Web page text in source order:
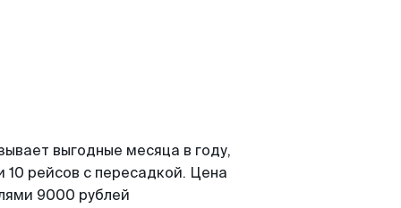
выгодные месяца в году,
рейсов с пересадкой. Цена
9000 рублей